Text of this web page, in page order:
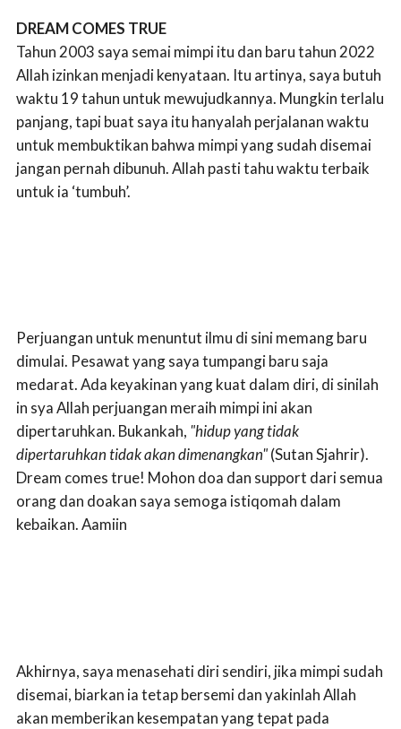
DREAM COMES TRUE
Tahun 2003 saya semai mimpi itu dan baru tahun 2022
Allah izinkan menjadi kenyataan. Itu artinya, saya butuh
waktu 19 tahun untuk mewujudkannya. Mungkin terlalu
panjang, tapi buat saya itu hanyalah perjalanan waktu
untuk membuktikan bahwa mimpi yang sudah disemai
jangan pernah dibunuh. Allah pasti tahu waktu terbaik
untuk ia ‘tumbuh’.
Perjuangan untuk menuntut ilmu di sini memang baru
dimulai. Pesawat yang saya tumpangi baru saja
medarat. Ada keyakinan yang kuat dalam diri, di sinilah
in sya Allah perjuangan meraih mimpi ini akan
dipertaruhkan. Bukankah, "hidup yang tidak
dipertaruhkan tidak akan dimenangkan"(Sutan Sjahrir).
Dream comes true! Mohon doa dan support dari semua
orang dan doakan saya semoga istiqomah dalam
kebaikan. Aamiin
Akhirnya, saya menasehati diri sendiri, jika mimpi sudah
disemai, biarkan ia tetap bersemi dan yakinlah Allah
akan memberikan kesempatan yang tepat pada